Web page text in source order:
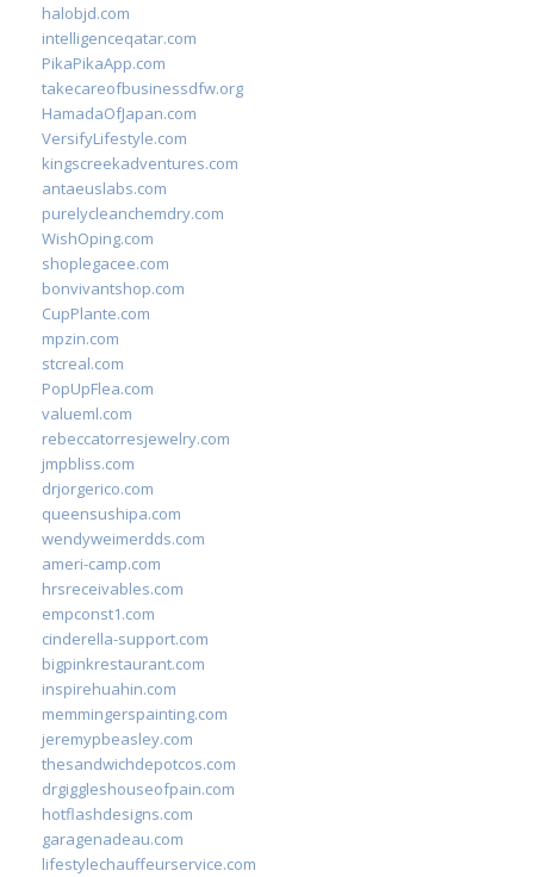
halobjd.com
intelligenceqatar.com
PikaPikaApp.com
takecareofbusinessdfw.org
HamadaOfJapan.com
VersifyLifestyle.com
kingscreekadventures.com
antaeuslabs.com
purelycleanchemdry.com
WishOping.com
shoplegacee.com
bonvivantshop.com
CupPlante.com
mpzin.com
stcreal.com
PopUpFlea.com
valueml.com
rebeccatorresjewelry.com
jmpbliss.com
drjorgerico.com
queensushipa.com
wendyweimerdds.com
ameri-camp.com
hrsreceivables.com
empconst1.com
cinderella-support.com
bigpinkrestaurant.com
inspirehuahin.com
memmingerspainting.com
jeremypbeasley.com
thesandwichdepotcos.com
drgiggleshouseofpain.com
hotflashdesigns.com
garagenadeau.com
lifestylechauffeurservice.com